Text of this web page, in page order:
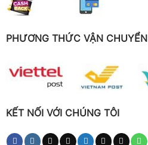
PHƯƠNG THỨC VẬN CHUYỂN
KẾT NỐI VỚI CHÚNG TÔI